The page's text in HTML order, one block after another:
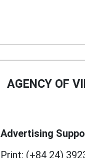
AGENCY OF
Advertising
Print: (+84 24)